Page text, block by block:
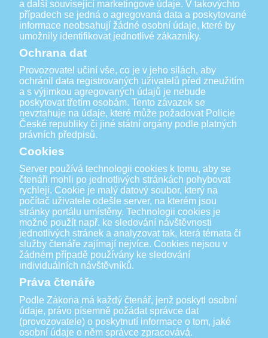
a další související marketingové údaje. V takovýchto
případech se jedná o agregovaná data a poskytované
informace neobsahují žádné osobní údaje, které by
umožnily identifikovat jednotlivé zákazníky.
Ochrana dat
Provozovatel učiní vše, co je v jeho silách, aby
ochránil data registrovaných uživatelů před zneužitím
a s výjimkou agregovaných údajů je nebude
poskytovat třetím osobám. Tento závazek se
nevztahuje na údaje, které může požadovat Policie
České republiky či jiné státní orgány podle platných
právních předpisů.
Cookies
Server používá technologii cookies k tomu, aby se
čtenáři mohli po jednotlivých stránkách pohybovat
rychleji. Cookie je malý datový soubor, který na
počítač uživatele odešle server, na kterém jsou
stránky portálu umístěny. Technologii cookies je
možné použít např. ke sledování návštěvnosti
jednotlivých stránek a analyzovat tak, která témata či
služby čtenáře zajímají nejvíce. Cookies nejsou v
žádném případě používány ke sledování
individuálních návštěvníků.
Práva čtenáře
Podle Zákona má každý čtenář, jenž poskytl osobní
údaje, právo písemně požádat správce dat
(provozovatele) o poskytnutí informace o tom, jaké
osobní údaje o něm správce zpracovává.